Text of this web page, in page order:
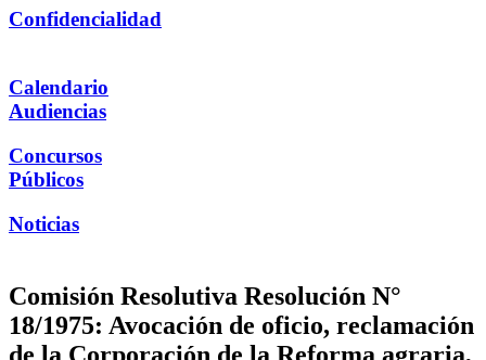
Confidencialidad
Calendario
Audiencias
Concursos
Públicos
Noticias
Comisión Resolutiva Resolución N°
18/1975: Avocación de oficio, reclamación
de la Corporación de la Reforma agraria,